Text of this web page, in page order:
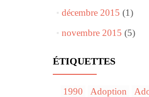
décembre 2015 (1)
novembre 2015 (5)
ÉTIQUETTES
1990 Adoption